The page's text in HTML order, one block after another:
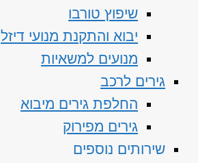
שיפוץ טורבו
יבוא והתקנת מנועי דיזל
מנועים למשאיות
גירים לרכב
החלפת גירים מיבוא
גירים מפירוק
שירותים נוספים